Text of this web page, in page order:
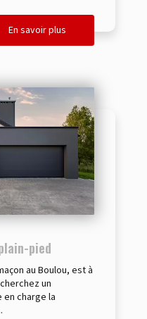
En savoir plus
pied
au Boulou, est à
un
charge la